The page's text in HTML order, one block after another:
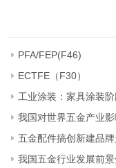
PFA/FEP(F46)
ECTFE（F30）
工业涂装：家具涂装阶
我国对世界五金产业
五金配件搞创新建品牌
我国五金行业发展前